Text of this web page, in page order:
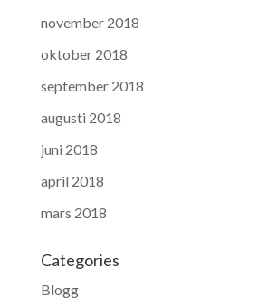
november 2018
oktober 2018
september 2018
augusti 2018
juni 2018
april 2018
mars 2018
Categories
Blogg